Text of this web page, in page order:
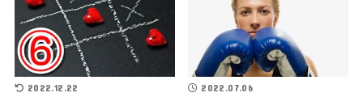
2022.12.22 2022.07.06